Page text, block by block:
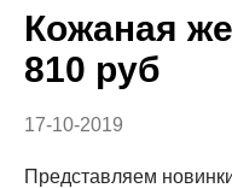
Кожаная
810 руб
17-10-2019
Представляем